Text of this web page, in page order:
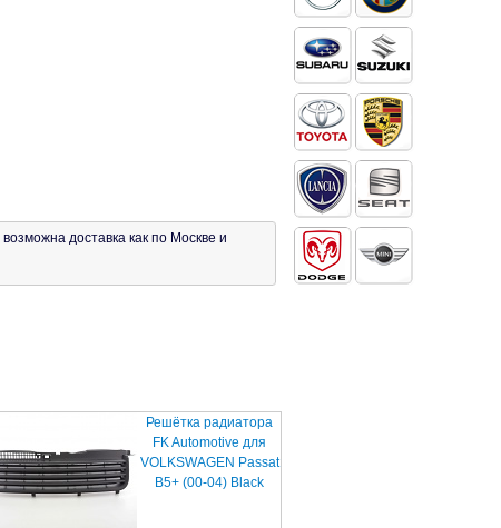
возможна доставка как по Москве и
Решётка радиатора
FK Automotive для
VOLKSWAGEN Passat
B5+ (00-04) Black